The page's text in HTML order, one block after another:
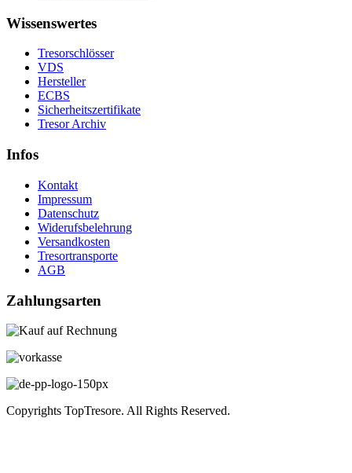
Wissenswertes
Tresorschlösser
VDS
Hersteller
ECBS
Sicherheitszertifikate
Tresor Archiv
Infos
Kontakt
Impressum
Datenschutz
Widerufsbelehrung
Versandkosten
Tresortransporte
AGB
Zahlungsarten
Copyrights TopTresore. All Rights Reserved.